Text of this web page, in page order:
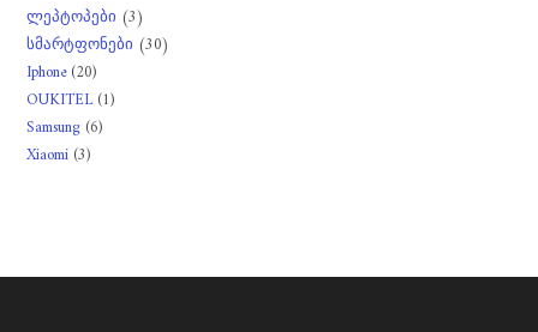
ლეპტოპები 33
products
სმარტფონები 3030
Iphone 2020
products
OUKITEL 11
Samsung 66
Xiaomi 33